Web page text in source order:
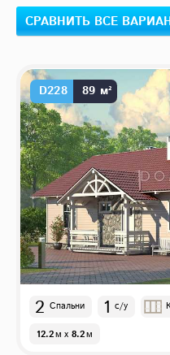
СРАВНИТЬ ВСЕ
D228 89 м²
2 Спальни 1 с/у
12.2м x 8.2м